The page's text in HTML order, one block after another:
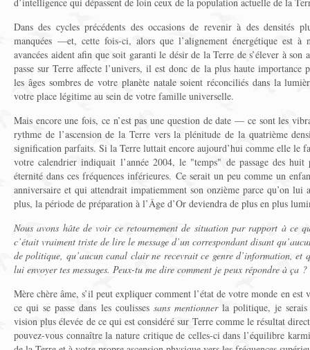
Dans des cycles précédents des occasions de revenir à des densités
manquées —et, cette fois-ci, alors que l’alignement énergétique est à
avancées aident afin que soit garanti le désir de la Terre de s’élever à
passe sur Terre affecte l’univers, il est donc de la plus haute importance
les âges sombres de votre planète natale soient réconciliés dans la
votre place légitime au sein de votre famille universelle.
Mais encore une fois, ce n’est pas une question de date — ce sont les
rythme de l’ascension de la Terre vers la plénitude de la quatrième
signification parfaits. Si la Terre luttait encore aujourd’hui comme elle le
votre calendrier indiquait l’année 2004, le "temps" de passage des huit
éternité dans ces fréquences inférieures. Ce serait un peu comme un
anniversaire et qui attendrait impatiemment son onzième parce qu’on
plus, la période de préparation à l’Âge d’Or deviendra de plus en plus
Nous avons hâte de voir ce retournement de situation par rapport à ce
c’était vraiment triste de lire le message d’un correspondant disant
de politique, qu’aucun canal clair ne recevrait ce genre d’information, et
lui envoyer tes messages. Peux-tu me dire comment je peux répondre à ça ?
Mère chère âme, s’il peut expliquer comment l’état de votre monde en est
ce qui se passe dans les coulisses sans mentionnerla politique, je serais
vision plus élevée de ce qui est considéré sur Terre comme le résultat
pouvez-vous connaître la nature critique de celles-ci dans l’équilibre